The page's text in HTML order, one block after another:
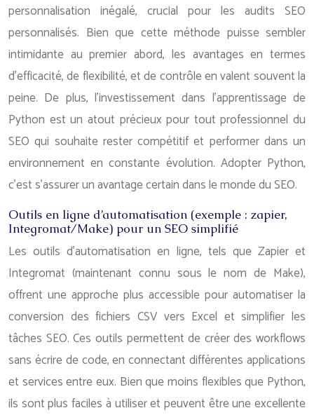
personnalisation inégalé, crucial pour les audits SEO
personnalisés. Bien que cette méthode puisse sembler
intimidante au premier abord, les avantages en termes
d’efficacité, de flexibilité, et de contrôle en valent souvent la
peine. De plus, l’investissement dans l’apprentissage de
Python est un atout précieux pour tout professionnel du
SEO qui souhaite rester compétitif et performer dans un
environnement en constante évolution. Adopter Python,
c’est s’assurer un avantage certain dans le monde du SEO.
Outils en ligne d’automatisation (exemple : zapier,
Integromat/Make) pour un SEO simplifié
Les outils d’automatisation en ligne, tels que Zapier et
Integromat (maintenant connu sous le nom de Make),
offrent une approche plus accessible pour automatiser la
conversion des fichiers CSV vers Excel et simplifier les
tâches SEO. Ces outils permettent de créer des workflows
sans écrire de code, en connectant différentes applications
et services entre eux. Bien que moins flexibles que Python,
ils sont plus faciles à utiliser et peuvent être une excellente